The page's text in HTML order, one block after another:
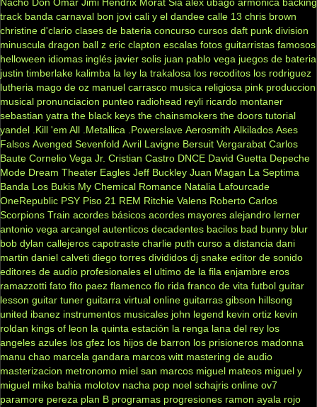
track banda carnaval bon jovi cali y el dandee calle 13 chris brown
christine d'clario clases de bateria concurso cursos daft punk division
minuscula dragon ball z eric clapton escalas fotos guitarristas famosos
helloween idiomas inglés javier solis juan pablo vega juegos de bateria
justin timberlake kalimba la ley la trakalosa los recoditos los rodriguez
lutheria mago de oz manuel carrasco musica religiosa pink produccion
musical pronunciacion punteo radiohead reyli ricardo montaner
sebastian yatra the black keys the chainsmokers the doors tutorial
yandel .Kill 'em All .Metallica .Powerslave Aerosmith Alkilados Ases
Falsos Avenged Sevenfold Avril Lavigne Bersuit Vergarabat Carlos
Baute Cornelio Vega Jr. Cristian Castro DNCE David Guetta Depeche
Mode Dream Theater Eagles Jeff Buckley Juan Magan La Septima
Banda Los Bukis My Chemical Romance Natalia Lafourcade
OneRepublic PSY Piso 21 REM Ritchie Valens Roberto Carlos
Scorpions Train acordes básicos acordes mayores alejandro lerner
antonio vega arcangel autenticos decadentes bacilos bad bunny blur
bob dylan callejeros capotraste charlie puth curso a distancia dani
martin daniel calveti diego torres divididos dj snake editor de sonido
editores de audio profesionales el ultimo de la fila enjambre eros
ramazzotti fato fito paez flamenco flo rida franco de vita futbol guitar
lesson guitar tuner guitarra virtual online guitarras gibson hillsong
united ibanez instrumentos musicales john legend kevin ortiz kevin
roldan kings of leon la quinta estación la renga lana del rey los
angeles azules los gfez los hijos de barron los prisioneros madonna
manu chao marcela gandara marcos witt mastering de audio
masterizacion metronomo miel san marcos miguel mateos miguel y
miguel mike bahia molotov nacha pop noel schajris online ov7
paramore pereza plan B programas progresiones ramon ayala rojo